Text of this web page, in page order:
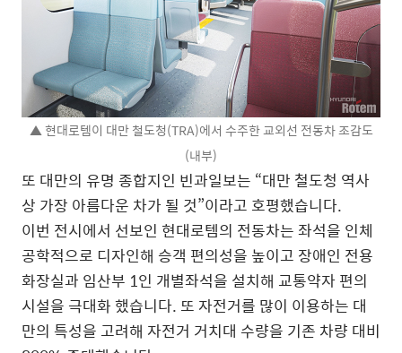
▲ 현대로템이 대만 철도청(TRA)에서 수주한 교외선 전동차 조감도
(내부)
또 대만의 유명 종합지인 빈과일보는 “대만 철도청 역사
상 가장 아름다운 차가 될 것”이라고 호평했습니다.
이번 전시에서 선보인 현대로템의 전동차는 좌석을 인체
공학적으로 디자인해 승객 편의성을 높이고 장애인 전용
화장실과 임산부 1인 개별좌석을 설치해 교통약자 편의
시설을 극대화 했습니다. 또 자전거를 많이 이용하는 대
만의 특성을 고려해 자전거 거치대 수량을 기존 차량 대비